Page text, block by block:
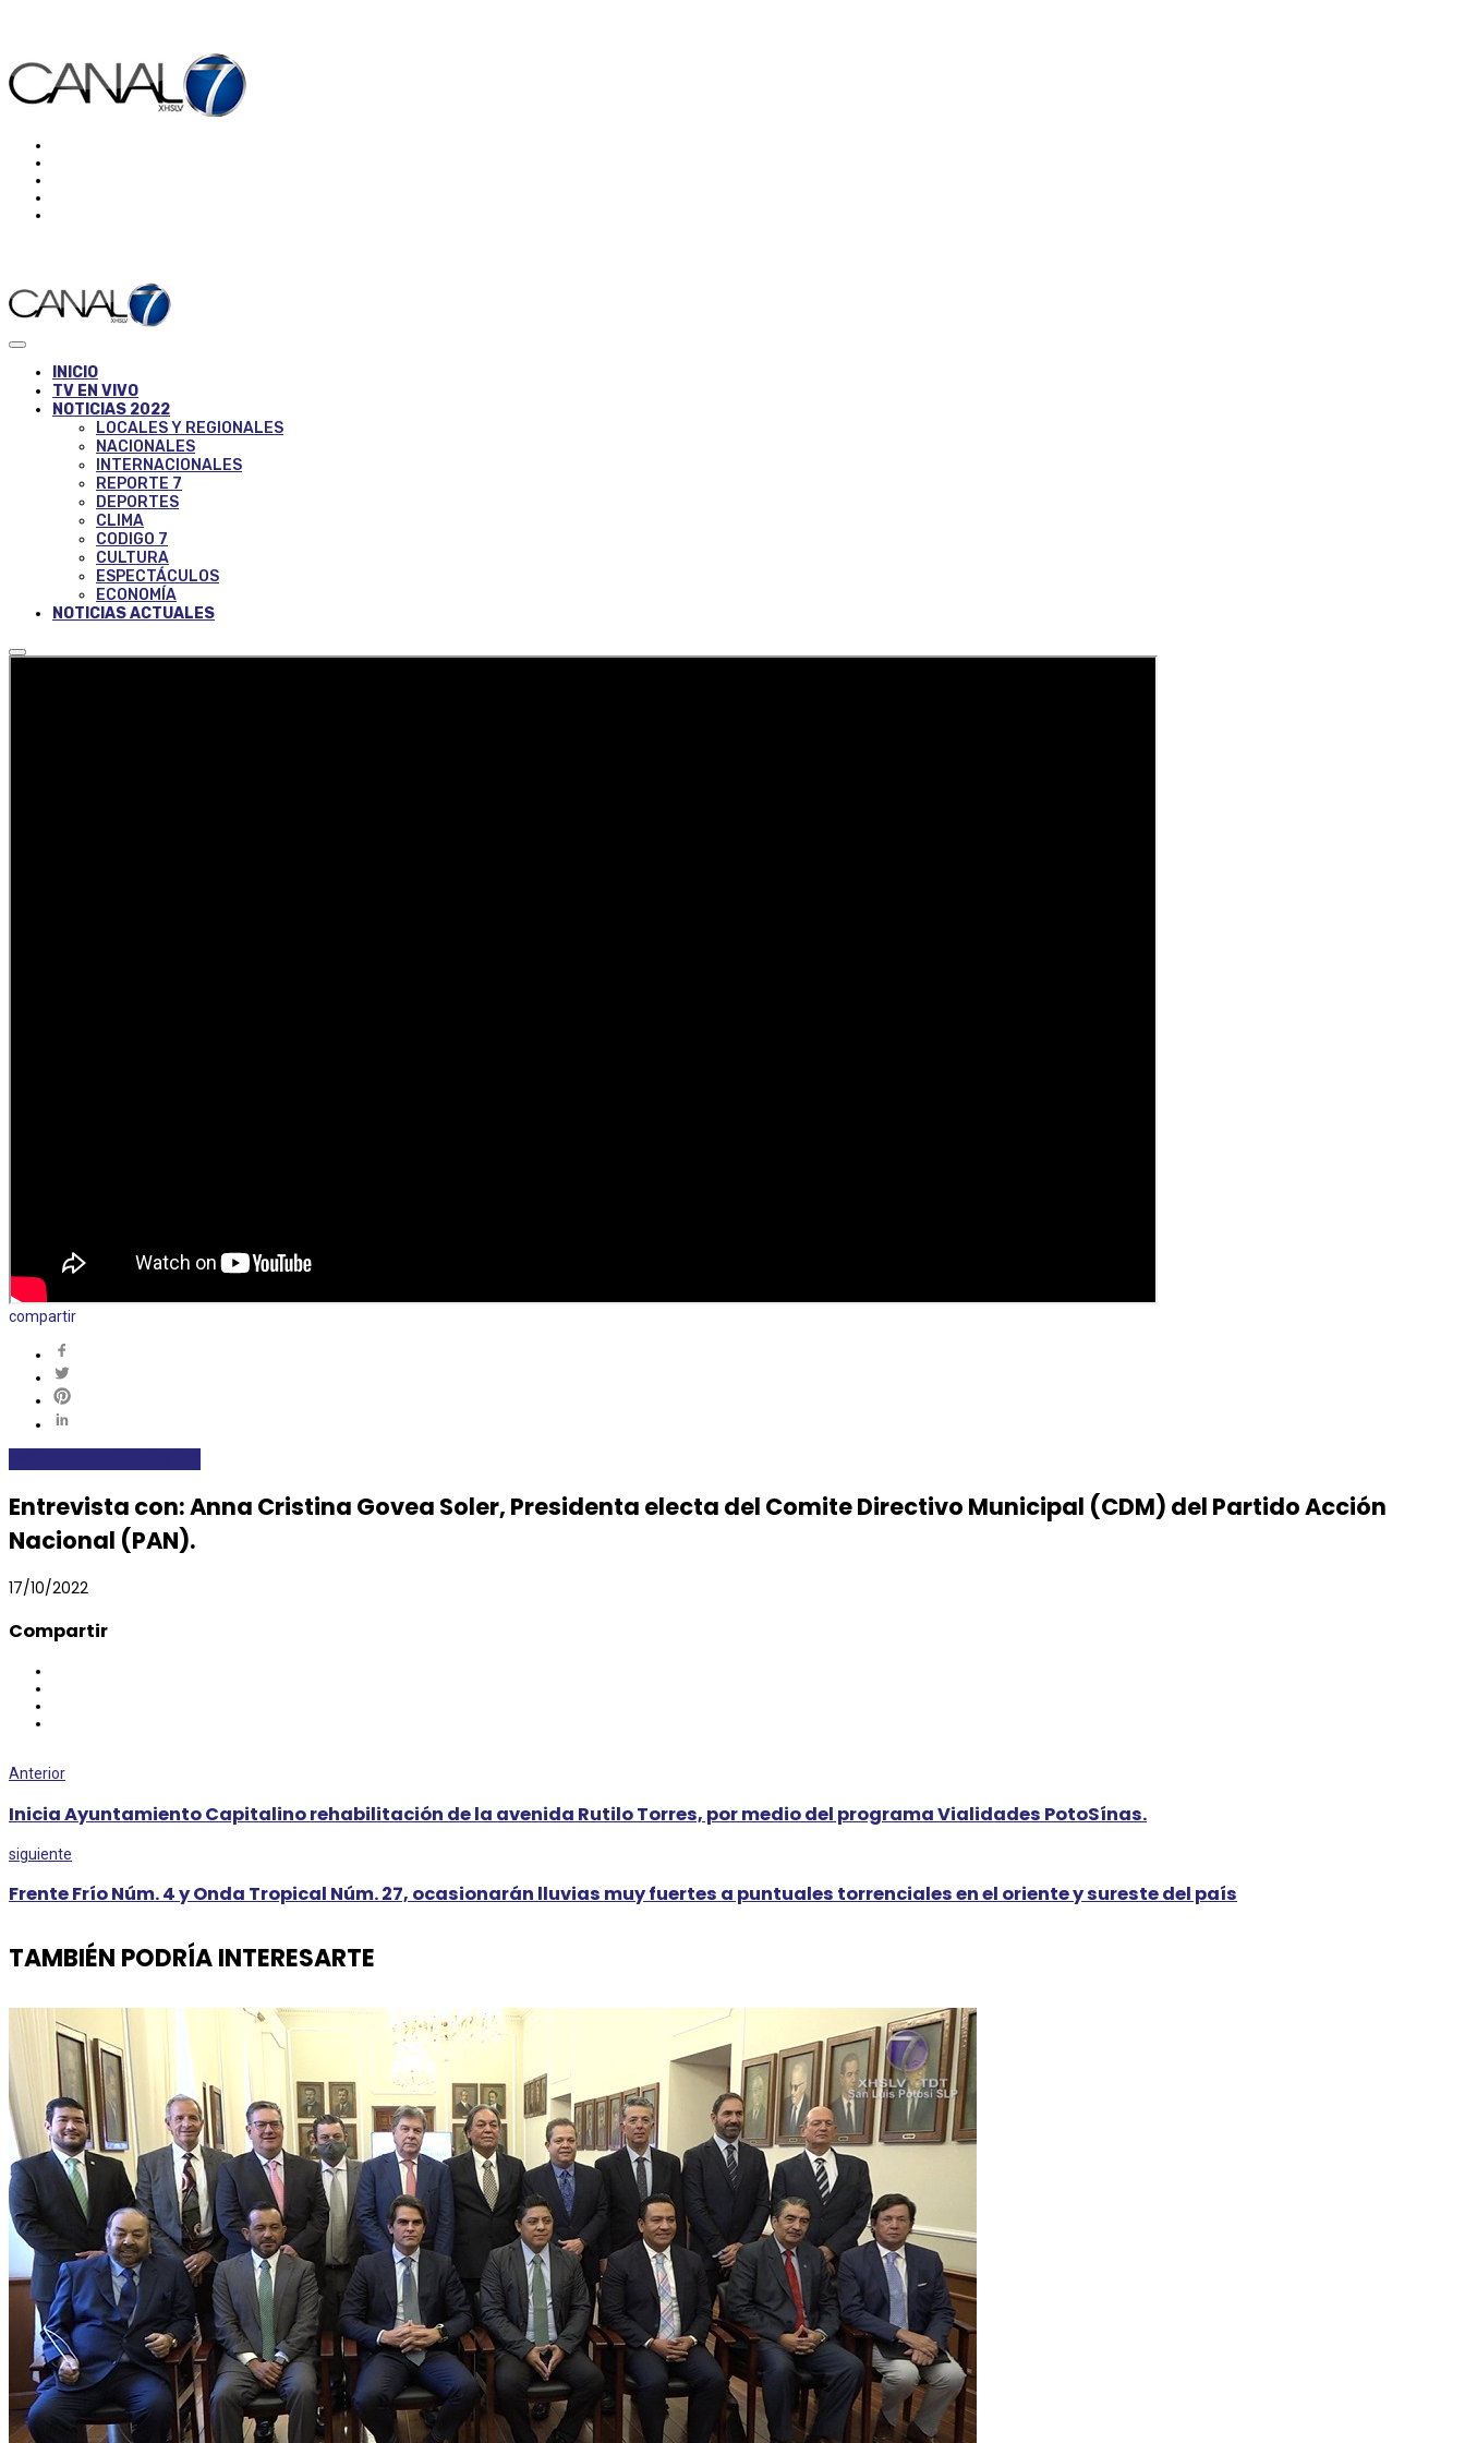
INICIO
TV EN VIVO
NOTICIAS 2022
LOCALES Y REGIONALES
NACIONALES
INTERNACIONALES
REPORTE 7
DEPORTES
CLIMA
CODIGO 7
CULTURA
ESPECTÁCULOS
ECONOMÍA
NOTICIAS ACTUALES
compartir
Entrevista con: Anna Cristina Govea Soler, Presidenta electa del Comite Directivo Municipal (CDM) del Partido Acción
Nacional (PAN).
17/10/2022
Compartir
Anterior
Inicia Ayuntamiento Capitalino rehabilitación de la avenida Rutilo Torres, por medio del programa Vialidades PotoSínas.
siguiente
Frente Frío Núm. 4 y Onda Tropical Núm. 27, ocasionarán lluvias muy fuertes a puntuales torrenciales en el oriente y sureste del país
TAMBIÉN PODRÍA INTERESARTE